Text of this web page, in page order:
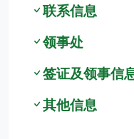
联系信息
领事处
签证及领事信
其他信息